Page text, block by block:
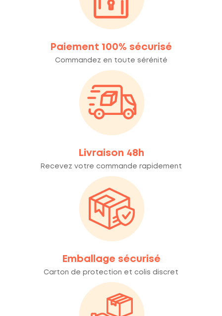
Paiement 100% sécurisé
Commandez en toute sérénité
Livraison 48h
Recevez votre commande rapidement
Emballage sécurisé
Carton de protection et colis discret